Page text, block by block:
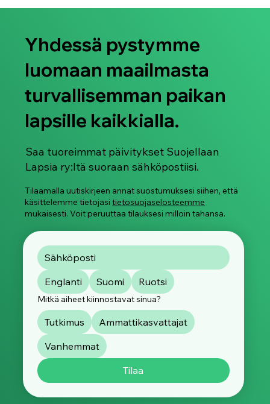
Yhdessä pystymme
luomaan maailmasta
turvallisemman paikan
lapsille kaikkialla.
Lapsia ry:ltä suoraan sähköpostiisi.
Tilaamalla uutiskirjeen annat suostumuksesi siihen, että
käsittelemme tietojasitietosuojaselosteemme
mukaisesti. Voit peruuttaa tilauksesi milloin tahansa.
Englanti Suomi Ruotsi
Mitkä aiheet kiinnostavat sinua?
Tutkimus
Ammattikasvattajat
Tilaa